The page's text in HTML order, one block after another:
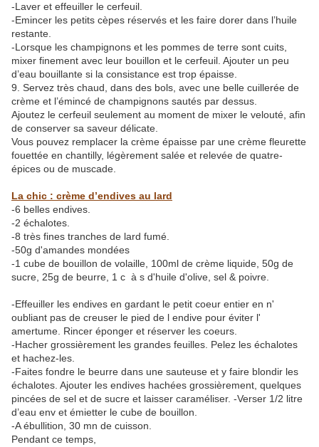
-Laver et effeuiller le cerfeuil.
-Emincer les petits cèpes réservés et les faire dorer dans l’huile
restante.
-Lorsque les champignons et les pommes de terre sont cuits,
mixer finement avec leur bouillon et le cerfeuil. Ajouter un peu
d’eau bouillante si la consistance est trop épaisse.
9. Servez très chaud, dans des bols, avec une belle cuillerée de
crème et l’émincé de champignons sautés par dessus.
Ajoutez le cerfeuil seulement au moment de mixer le velouté, afin
de conserver sa saveur délicate.
Vous pouvez remplacer la crème épaisse par une crème fleurette
fouettée en chantilly, légèrement salée et relevée de quatre-
épices ou de muscade.
La chic : crème d’endives au lard
-6 belles endives.
-2 échalotes.
-8 très fines tranches de lard fumé.
-50g d'amandes mondées
-1 cube de bouillon de volaille, 100ml de crème liquide, 50g de
sucre, 25g de beurre, 1 c à s d'huile d'olive, sel & poivre.
-Effeuiller les endives en gardant le petit coeur entier en n'
oubliant pas de creuser le pied de l endive pour éviter l'
amertume. Rincer éponger et réserver les coeurs.
-Hacher grossièrement les grandes feuilles. Pelez les échalotes
et hachez-les.
-Faites fondre le beurre dans une sauteuse et y faire blondir les
échalotes. Ajouter les endives hachées grossièrement, quelques
pincées de sel et de sucre et laisser caraméliser. -Verser 1/2 litre
d’eau env et émietter le cube de bouillon.
-A ébullition, 30 mn de cuisson.
Pendant ce temps,